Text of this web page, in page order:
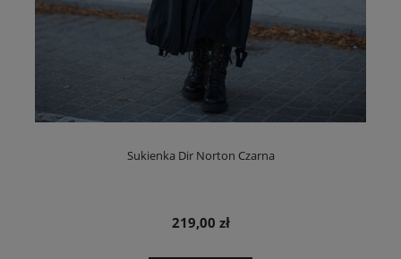
Sukienka Dir Norton Czarna
219,00 zł